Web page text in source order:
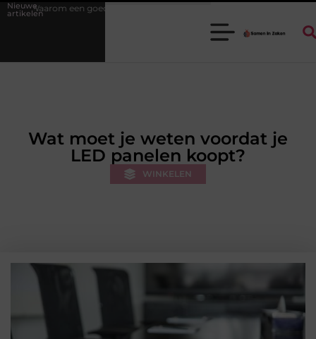
Nieuwe
artikelen
stukadoorgroothandel het werk van de stukadoor makkelijker maakt
Wat moet je weten voordat je
LED panelen koopt?
WINKELEN